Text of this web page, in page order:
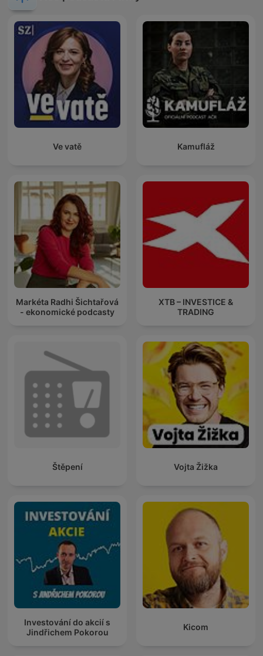
Ve vatě Kamufláž
Markéta Radhi Šichtařová
- ekonomické podcasty
XTB – INVESTICE &
TRADING
Štěpení Vojta Žižka
Investování do akcií s
Jindřichem Pokorou
Kicom